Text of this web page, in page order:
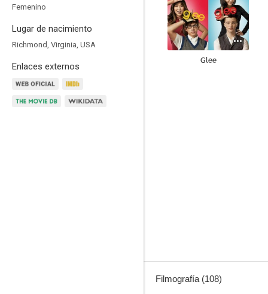
Femenino
Lugar de nacimiento
Richmond, Virginia, USA
Enlaces externos
Glee
Filmografía (108)